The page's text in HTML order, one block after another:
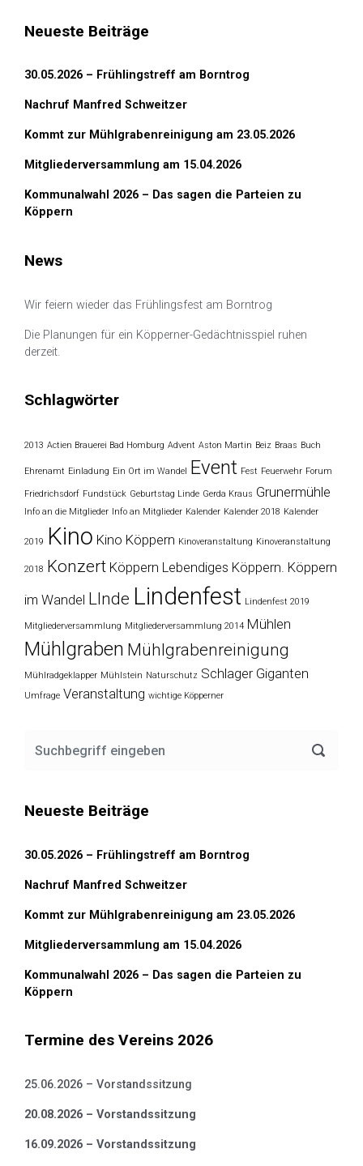
Neueste Beiträge
30.05.2026 – Frühlingstreff am Borntrog
Nachruf Manfred Schweitzer
Kommt zur Mühlgrabenreinigung am 23.05.2026
Mitgliederversammlung am 15.04.2026
Kommunalwahl 2026 – Das sagen die Parteien zu
Köppern
News
Wir feiern wieder das Frühlingsfest am Borntrog
Die Planungen für ein Köpperner-Gedächtnisspiel ruhen
derzeit.
Schlagwörter
2013 Actien Brauerei Bad Homburg Advent Aston Martin Beiz Braas Buch
Ehrenamt Einladung Ein Ort im Wandel Event Fest Feuerwehr Forum
Friedrichsdorf Fundstück Geburtstag Linde Gerda Kraus Grunermühle
Info an die Mitglieder Info an Mitglieder Kalender Kalender 2018 Kalender
2019 Kino Kino Köppern Kinoveranstaltung Kinoveranstaltung
2018 Konzert Köppern Lebendiges Köppern. Köppern
im Wandel LInde Lindenfest Lindenfest 2019
Mitgliederversammlung Mitgliederversammlung 2014 Mühlen
Mühlgraben Mühlgrabenreinigung
Mühlradgeklapper Mühlstein Naturschutz Schlager Giganten
Umfrage Veranstaltung wichtige Köpperner
Neueste Beiträge
30.05.2026 – Frühlingstreff am Borntrog
Nachruf Manfred Schweitzer
Kommt zur Mühlgrabenreinigung am 23.05.2026
Mitgliederversammlung am 15.04.2026
Kommunalwahl 2026 – Das sagen die Parteien zu
Köppern
Termine des Vereins 2026
25.06.2026 – Vorstandssitzung
20.08.2026 – Vorstandssitzung
16.09.2026 – Vorstandssitzung